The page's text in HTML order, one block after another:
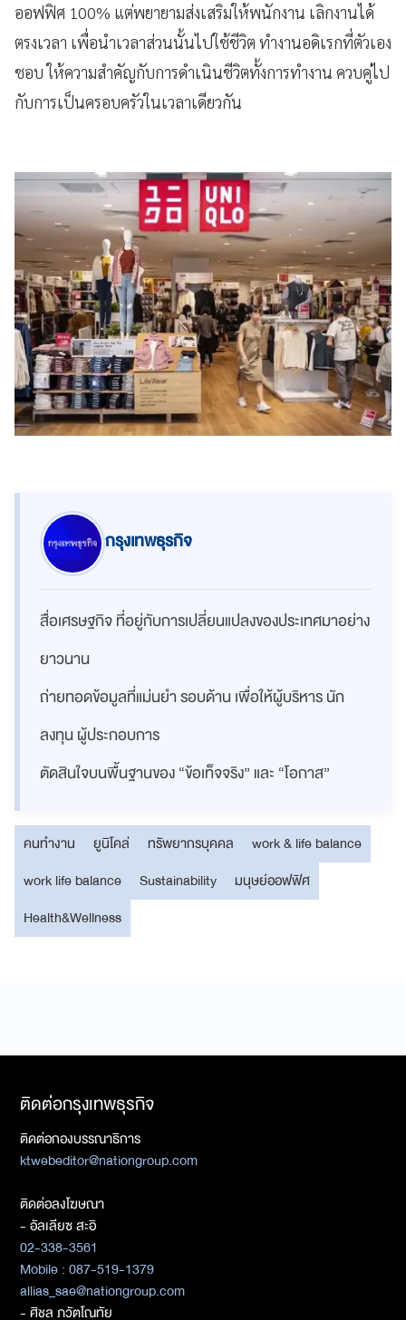
ออฟฟิศ 100% แต่พยายามส่งเสริมให้พนักงาน เลิกงานได้
ตรงเวลา เพื่อนำเวลาส่วนนั้นไปใช้ชีวิต ทำงานอดิเรกที่ตัวเอง
ชอบ ให้ความสำคัญกับการดำเนินชีวิตทั้งการทำงาน ควบคู่ไป
กับการเป็นครอบครัวในเวลาเดียวกัน
กรุงเทพธุรกิจ
สื่อเศรษฐกิจ ที่อยู่กับการเปลี่ยนแปลงของประเทศมาอย่าง
ยาวนาน
ถ่ายทอดข้อมูลที่แม่นยำ รอบด้าน เพื่อให้ผู้บริหาร นัก
ลงทุน ผู้ประกอบการ
ตัดสินใจบนพื้นฐานของ “ข้อเท็จจริง” และ “โอกาส”
คนทำงาน ยูนิโคล่ ทรัพยากรบุคคล
work & life balance
work life balance
Sustainability
มนุษย์ออฟฟิศ
Health&Wellness
ติดต่อกรุงเทพธุรกิจ
ติดต่อกองบรรณาธิการ
ktwebeditor@nationgroup.com
ติดต่อลงโฆษณา
- อัลเลียซ สะอิ
02-338-3561
Mobile : 087-519-1379
allias_sae@nationgroup.com
- ศิชล ภวัตโณทัย